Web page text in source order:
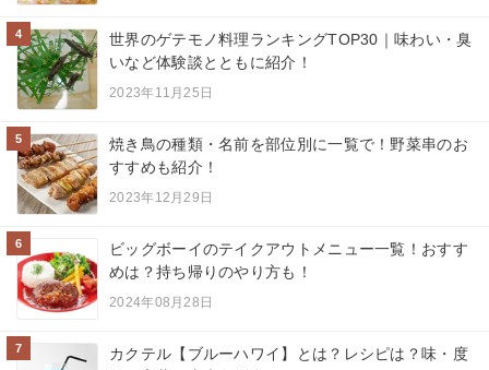
4
世界のゲテモノ料理ランキングTOP30｜味わい・臭
いなど体験談とともに紹介！
2023年11月25日
5
焼き鳥の種類・名前を部位別に一覧で！野菜串のお
すすめも紹介！
2023年12月29日
6
ビッグボーイのテイクアウトメニュー一覧！おすす
めは？持ち帰りのやり方も！
2024年08月28日
7
カクテル【ブルーハワイ】とは？レシピは？味・度